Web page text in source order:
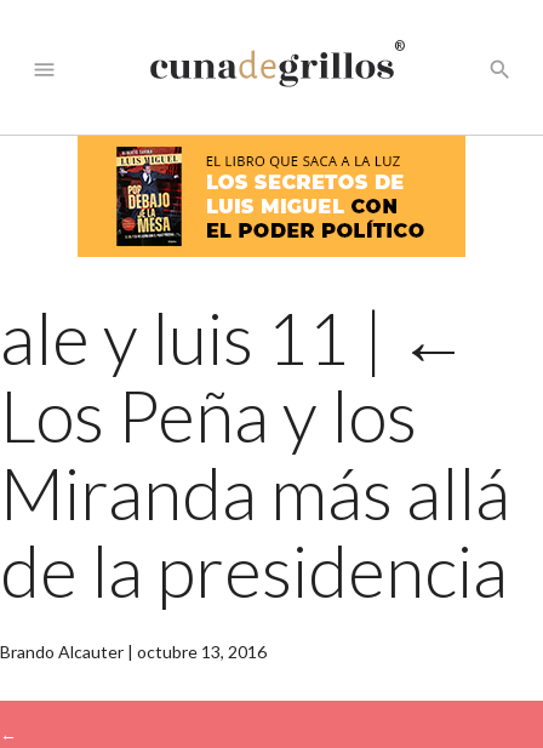
menu
®
search
ale y luis 11 | ←
Los Peña y los
Miranda más allá
de la presidencia
Brando Alcauter | octubre 13, 2016
←